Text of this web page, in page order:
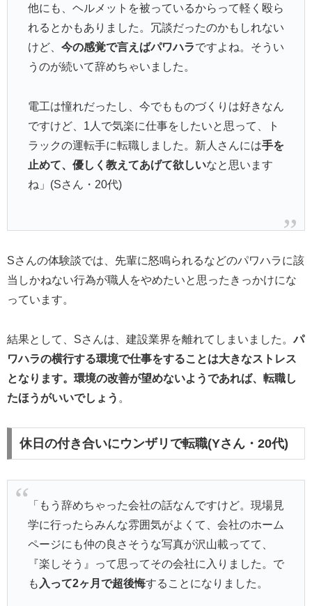
他にも、ヘルメットを被っているからって軽く殴ら
れるとかもありました。冗談だったのかもしれない
けど、 今の感覚で言えばパワハラですよね。そうい
うのが続いて辞めちゃいました。
電工は憧れだったし、今でもものづくりは好きなん
ですけど、1人で気楽に仕事をしたいと思って、ト
ラックの運転手に転職しました。新人さんには手を
止めて、優しく教えてあげて欲しいなと思います
ね」(Sさん・20代)
Sさんの体験談では、先輩に怒鳴られるなどのパワハラに該
当しかねない行為が職人をやめたいと思ったきっかけにな
っています。
結果として、Sさんは、建設業界を離れてしまいました。パ
ワハラの横行する環境で仕事をすることは大きなストレス
となります。環境の改善が望めないようであれば、転職し
たほうがいいでしょう 。
休日の付き合いにウンザリで転職(Yさん・20代)
「もう辞めちゃった会社の話なんですけど。現場見
学に行ったらみんな雰囲気がよくて、会社のホーム
ページにも仲の良さそうな写真が沢山載ってて、
『楽しそう』って思ってその会社に入りました。で
も 入って2ヶ月で超後悔することになりました。